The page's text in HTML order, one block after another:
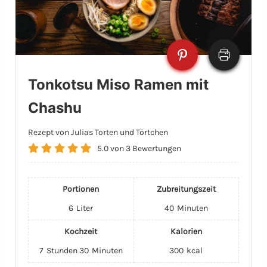
Tonkotsu Miso Ramen mit
Chashu
Rezept von Julias Torten und Törtchen
5.0von3 Bewertungen
Portionen
6 Liter
Zubreitungszeit
40 Minuten
Kochzeit
7 Stunden30 Minuten
Kalorien
300 kcal